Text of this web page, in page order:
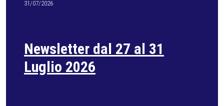
29/07/2026
CURRICULA OPERAIO CON
PERCORSO FORMATIVO